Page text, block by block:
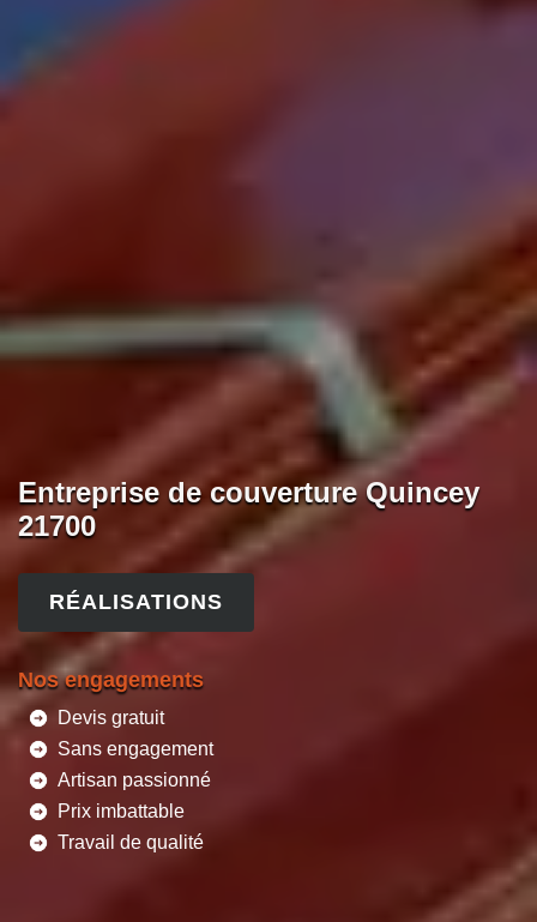
Entreprise de couverture Quincey
21700
RÉALISATIONS
Nos engagements
Devis gratuit
Sans engagement
Artisan passionné
Prix imbattable
Travail de qualité